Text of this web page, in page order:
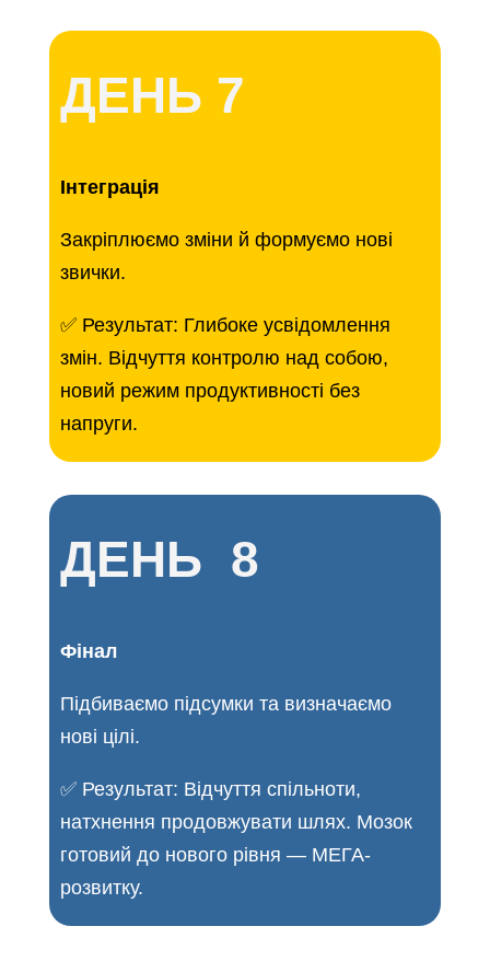
ДЕНЬ 7
Інтеграція
Закріплюємо зміни й формуємо нові
звички.
✅ Результат: Глибоке усвідомлення
змін. Відчуття контролю над собою,
новий режим продуктивності без
напруги.
ДЕНЬ 8
Фінал
Підбиваємо підсумки та визначаємо
нові цілі.
✅ Результат: Відчуття спільноти,
натхнення продовжувати шлях. Мозок
готовий до нового рівня — МЕГА-
розвитку.